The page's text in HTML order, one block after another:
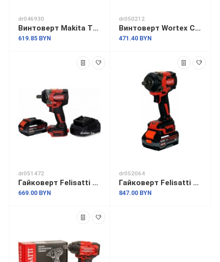
dr046930
Винтоверт Makita TD001GZ (без АКБ)
619.85 BYN
dr050212
Винтоверт Wortex CWR 0118 0329286 (с 2-мя АКБ, кейс)
471.40 BYN
dr051472
Гайковерт Felisatti FT15837 (с 1-им АКБ, кейс)
669.00 BYN
dr052064
Гайковерт Felisatti FT15838 (с 2-мя АКБ)
847.00 BYN